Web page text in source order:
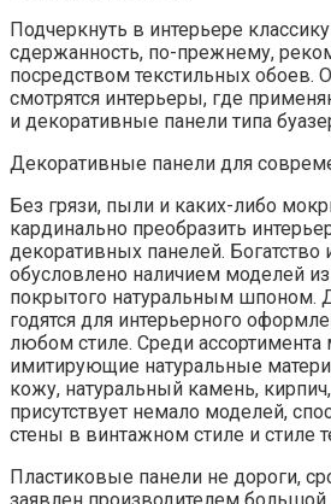
Подчеркнуть в интерьере
сдержанность, по-прежнему,
посредством текстильных
смотрятся интерьеры, где
и декоративные панели типа
Декоративные панели для
Без грязи, пыли и каких-либо
кардинально преобразить
декоративных панелей. Богатство
обусловлено наличием моделей
покрытого натуральным шпоном.
годятся для интерьерного
любом стиле. Среди ассортимента
имитирующие натуральные
кожу, натуральный камень,
присутствует немало моделей,
стены в винтажном стиле и стиле
Пластиковые панели не дороги,